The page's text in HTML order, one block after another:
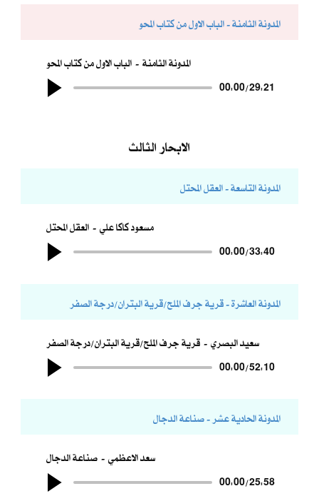
المدونة الثامنة - الباب الاول من كتاب المحو
الباب الاول من كتاب المحو المدونة الثامنة
00:00/29:21
الابحار الثالث
المدونة التاسعة - العقل المحتل
العقل المحتل مسعود كاكا علي
00:00/33:40
المدونة العاشرة - قرية جرف الملح/قرية البتران/درجة الصفر
قرية جرف الملح/قرية البتران/درجة الصفر سعيد البصري
00:00/52:10
المدونة الحادية عشر - صناعة الدجال
صناعة الدجال سعد الاعظمي
00:00/25:58